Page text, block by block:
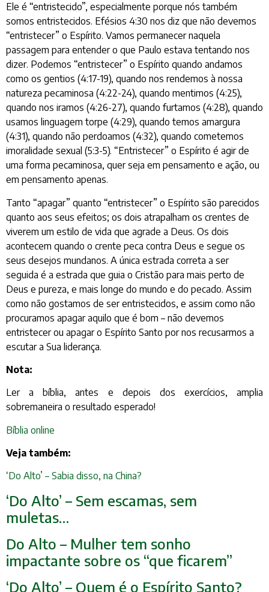
Ele é “entristecido”, especialmente porque nós também
somos entristecidos. Efésios 4:30 nos diz que não devemos
“entristecer” o Espírito. Vamos permanecer naquela
passagem para entender o que Paulo estava tentando nos
dizer. Podemos “entristecer” o Espírito quando andamos
como os gentios (4:17-19), quando nos rendemos à nossa
natureza pecaminosa (4:22-24), quando mentimos (4:25),
quando nos iramos (4:26-27), quando furtamos (4:28), quando
usamos linguagem torpe (4:29), quando temos amargura
(4:31), quando não perdoamos (4:32), quando cometemos
imoralidade sexual (5:3-5). “Entristecer” o Espírito é agir de
uma forma pecaminosa, quer seja em pensamento e ação, ou
em pensamento apenas.
Tanto “apagar” quanto “entristecer” o Espírito são parecidos
quanto aos seus efeitos; os dois atrapalham os crentes de
viverem um estilo de vida que agrade a Deus. Os dois
acontecem quando o crente peca contra Deus e segue os
seus desejos mundanos. A única estrada correta a ser
seguida é a estrada que guia o Cristão para mais perto de
Deus e pureza, e mais longe do mundo e do pecado. Assim
como não gostamos de ser entristecidos, e assim como não
procuramos apagar aquilo que é bom – não devemos
entristecer ou apagar o Espírito Santo por nos recusarmos a
escutar a Sua liderança.
Nota:
Ler a bíblia, antes e depois dos exercícios, amplia
sobremaneira o resultado esperado!
Bíblia online
Veja também:
‘Do Alto’ – Sabia disso, na China?
‘Do Alto’ – Sem escamas, sem
muletas…
Do Alto – Mulher tem sonho
impactante sobre os “que ficarem”
‘Do Alto’ – Quem é o Espírito Santo?